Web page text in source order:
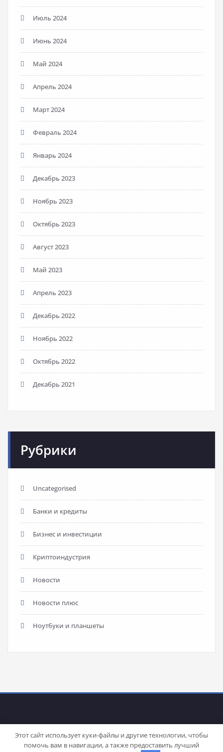
Июль 2024
Июнь 2024
Май 2024
Апрель 2024
Март 2024
Февраль 2024
Январь 2024
Декабрь 2023
Ноябрь 2023
Октябрь 2023
Август 2023
Май 2023
Апрель 2023
Декабрь 2022
Ноябрь 2022
Октябрь 2022
Декабрь 2021
Рубрики
Uncategorised
Банки и кредиты
Бизнес и инвестиции
Криптоиндустрия
Новости
Новости плюс
Ноутбуки и планшеты
Этот сайт использует куки-файлы и другие технологии, чтобы
помочь вам в навигации, а также предоставить лучший